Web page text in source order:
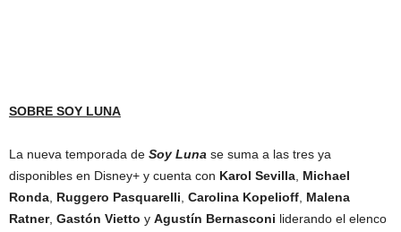
SOBRE SOY LUNA
La nueva temporada de Soy Luna se suma a las tres ya
disponibles en Disney+ y cuenta con Karol Sevilla, Michael
Ronda, Ruggero Pasquarelli, Carolina Kopelioff, Malena
Ratner, Gastón Vietto y Agustín Bernasconi liderando el elenco